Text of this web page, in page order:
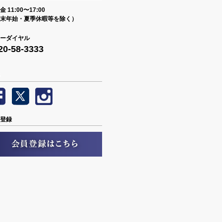
11:00〜17:00
末年始・夏季休暇等を除く）
ダイヤル
58-3333
録